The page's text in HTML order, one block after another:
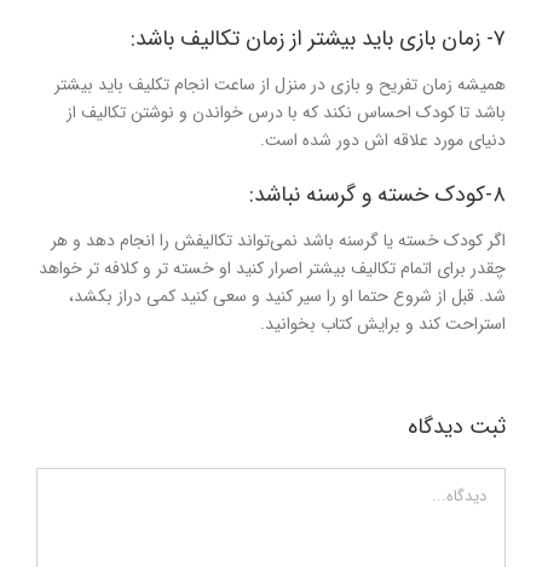
۷- زمان بازی باید بیشتر از زمان تکالیف باشد:
همیشه زمان تفریح و بازی در منزل از ساعت انجام تکلیف باید بیشتر
باشد تا کودک احساس نکند که با درس خواندن و نوشتن تکالیف از
دنیای مورد علاقه اش دور شده است.
۸-کودک خسته و گرسنه نباشد:
اگر کودک خسته یا گرسنه باشد نمی‌تواند تکالیفش را انجام دهد و هر
چقدر برای اتمام تکالیف بیشتر اصرار کنید او خسته تر و کلافه تر خواهد
شد. قبل از شروع حتما او را سیر کنید و سعی کنید کمی دراز بکشد،
استراحت کند و برایش کتاب بخوانید.
ثبت ديدگاه